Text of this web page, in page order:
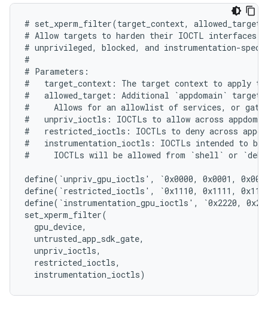
# set_xperm_filter(target_context,
# Allow targets to harden their IOCTL interfaces
# unprivileged, blocked, and instrumentation-
#
# Parameters:
#   target_context: The target context to apply
#   allowed_target: Additional `appdomain` target
#     Allows for an allowlist of services, or
#   unpriv_ioctls: IOCTLs to allow across
#   restricted_ioctls: IOCTLs to deny across
#   instrumentation_ioctls: IOCTLs intended to be
#     IOCTLs will be allowed from `shell` or
define(`unpriv_gpu_ioctls', `0x0000, 0x0001,
define(`restricted_ioctls', `0x1110, 0x1111,
define(`instrumentation_gpu_ioctls', `0x2220,
set_xperm_filter(
  gpu_device,
  untrusted_app_sdk_gate,
  unpriv_ioctls,
  restricted_ioctls,